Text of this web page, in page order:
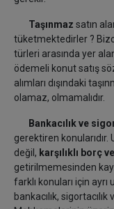
Taşınmaz satın
tüketmektedirler ?
türleri arasında yer
ödemeli konut satış
alımları dışındaki
olamaz, olmamalıdır.
Bankacılık ve
gerektiren konularıdır.
değil, karşılıklı borç
getirilmemesinden
farklı konuları için
bankacılık,